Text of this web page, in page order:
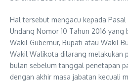
Hal tersebut mengacu kepada Pasal
Undang Nomor 10 Tahun 2016 yang
Wakil Gubernur, Bupati atau Wakil
Wakil Walikota dilarang melakukan
bulan sebelum tanggal penetapan
dengan akhir masa jabatan kecuali